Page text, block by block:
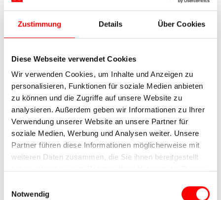
Zustimmung Details Über Cookies
Diese Webseite verwendet Cookies
Wir verwenden Cookies, um Inhalte und Anzeigen zu
personalisieren, Funktionen für soziale Medien anbieten
zu können und die Zugriffe auf unsere Website zu
analysieren. Außerdem geben wir Informationen zu Ihrer
Verwendung unserer Website an unsere Partner für
soziale Medien, Werbung und Analysen weiter. Unsere
Partner führen diese Informationen möglicherweise mit
weiteren Daten zusammen, die Sie ihnen bereitgestellt
Notwendig
5. Tag: Utrecht – Schoonhoven,
ca. 40 – 50 km